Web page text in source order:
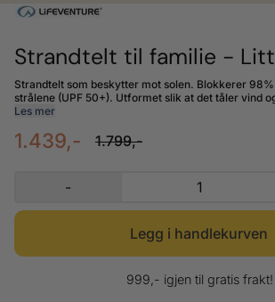
Strandtelt til familie -
Strandtelt som beskytter mot solen. Blokkerer 98% av UVB og UVA
strålene (UPF 50+). Utformet slik at det tåler vind og er sikkert. Lommer
på sidene som kan fylles med sand for å kunne
Glidelås i front for å få det mer privat. Legges i et kompakt etui når det
Les mer
1.439,- 1.799,-
-
999,- igjen til gratis frakt!